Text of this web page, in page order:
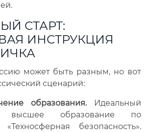
СТАРТ:
ИНСТРУКЦИЯ
может быть разным, но вот
сценарий:
образования.Идеальный
высшее образование по
безопасность».